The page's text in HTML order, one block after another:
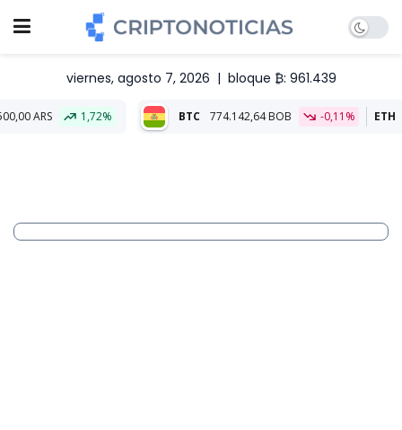
viernes, agosto 7, 2026 | bloque ₿: 961.439
1,72% BTC 774.142,64 BOB -0,11% ETH 22.874,22